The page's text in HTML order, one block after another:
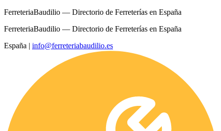
FerreteriaBaudilio — Directorio de Ferreterías en España
FerreteriaBaudilio — Directorio de Ferreterías en España
España | info@ferreteriabaudilio.es